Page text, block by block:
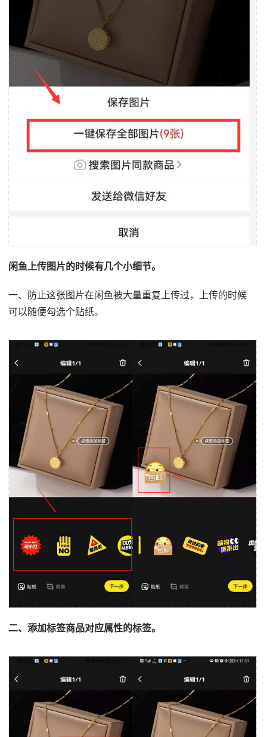
闲鱼上传图片的时候有几个小细节。
一、防止这张图片在闲鱼被大量重复上传过，上传的时候
可以随便勾选个贴纸。
二、添加标签商品对应属性的标签。